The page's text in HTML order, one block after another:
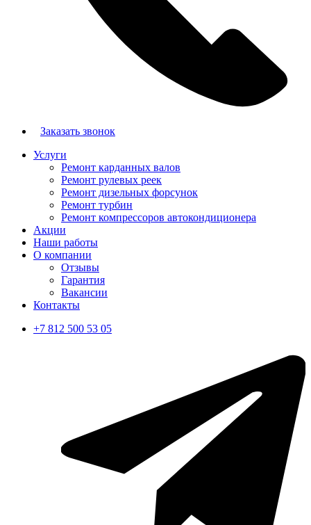
Заказать звонок
Услуги
Ремонт карданных валов
Ремонт рулевых реек
Ремонт дизельных форсунок
Ремонт турбин
Ремонт компрессоров автокондиционера
Акции
Наши работы
О компании
Отзывы
Гарантия
Вакансии
Контакты
+7 812 500 53 05